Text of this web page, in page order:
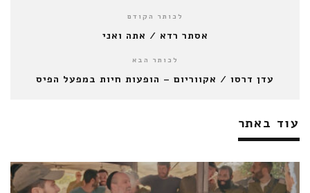
לכותר הקודם
אסתר רדא / אתה ואני
לכותר הבא
עדן דרסו / אקווריום – הופעות חיות במפעל הפיס
עוד באתר